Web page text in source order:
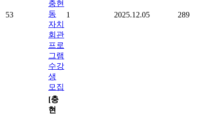
53
충현
동
자치
회관
프로
그램
수강
생
모집
1 2025.12.05 289
[충
현